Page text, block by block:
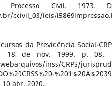
Processo Civil. 1973.
ccivil_03/leis/
da Previdência Social-
18 de nov. 1999. p. 08.
inss/CRPS/
10 abr. 2020.